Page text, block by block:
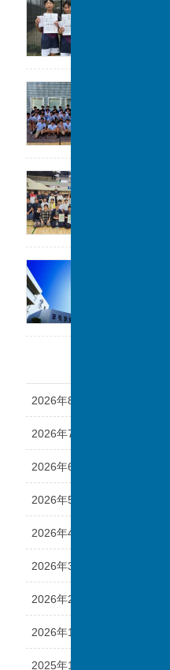
2026年8月
2026年7月
2026年6月
2026年5月
2026年4月
2026年3月
2026年2月
2026年1月
2025年12月